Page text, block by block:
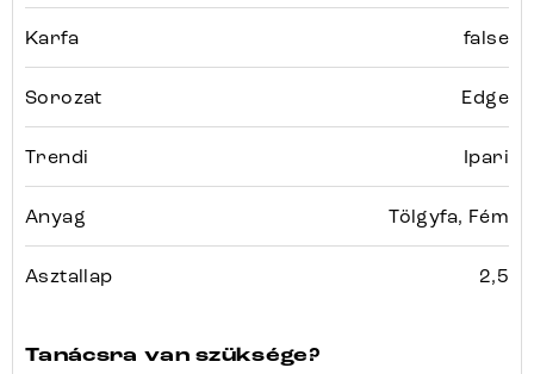
Karfa false
Sorozat Edge
Trendi Ipari
Anyag Tölgyfa, Fém
Asztallap 2,5
Tanácsra van szüksége?